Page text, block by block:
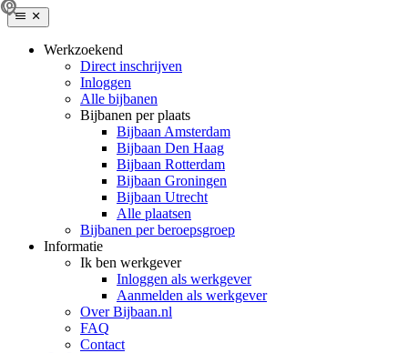
Werkzoekend
Direct inschrijven
Inloggen
Alle bijbanen
Bijbanen per plaats
Bijbaan Amsterdam
Bijbaan Den Haag
Bijbaan Rotterdam
Bijbaan Groningen
Bijbaan Utrecht
Alle plaatsen
Bijbanen per beroepsgroep
Informatie
Ik ben werkgever
Inloggen als werkgever
Aanmelden als werkgever
Over Bijbaan.nl
FAQ
Contact